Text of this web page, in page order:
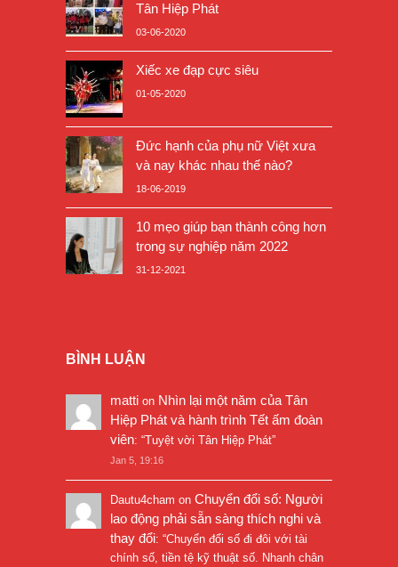
Tân Hiệp Phát
03-06-2020
Xiếc xe đạp cực siêu
01-05-2020
Đức hạnh của phụ nữ Việt xưa
và nay khác nhau thế nào?
18-06-2019
10 mẹo giúp bạn thành công hơn
trong sự nghiệp năm 2022
31-12-2021
BÌNH LUẬN
matti on Nhìn lại một năm của Tân
Hiệp Phát và hành trình Tết ấm đoàn
viên: “Tuyệt vời Tân Hiệp Phát”
Jan 5, 19:16
Dautu4cham on Chuyển đổi số: Người
lao động phải sẵn sàng thích nghi và
thay đổi: “Chuyển đổi số đi đôi với tài
chính số, tiền tệ kỹ thuật số. Nhanh chân